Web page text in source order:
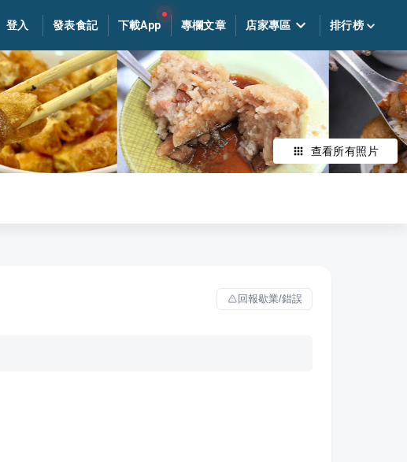
登入 發表食記 下載App 專欄文章 店家專區 排行榜
查看所有照片
回報歇業/錯誤